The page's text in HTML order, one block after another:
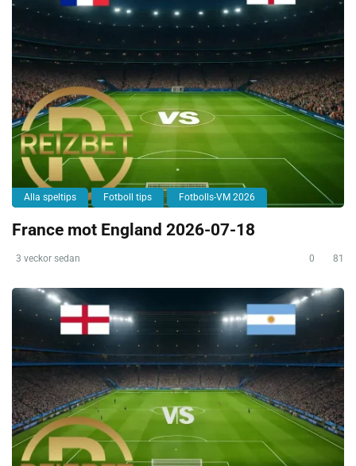
Alla speltips Fotboll tips Fotbolls-VM 2026
France mot England 2026-07-18
3 veckor sedan 0 81